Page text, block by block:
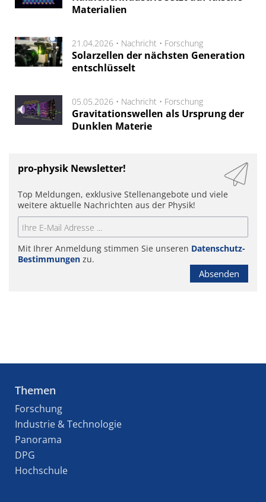
Materialien
21.04.2026 • Nachricht • Forschung
Solarzellen der nächsten Generation
entschlüsselt
05.05.2026 • Nachricht • Forschung
Gravitationswellen als Ursprung der
Dunklen Materie
pro-physik Newsletter!
Top Meldungen, exklusive Stellenangebote und viele
weitere aktuelle Nachrichten aus der Physik!
Mit Ihrer Anmeldung stimmen Sie unseren Datenschutz-
Bestimmungen zu.
Absenden
Themen
Forschung
Industrie & Technologie
Panorama
DPG
Hochschule